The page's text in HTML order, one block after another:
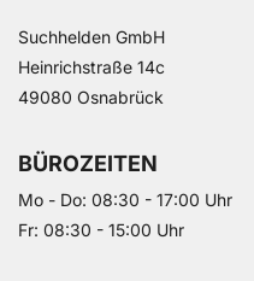
Suchhelden GmbH
Heinrichstraße 14c
49080 Osnabrück
BÜROZEITEN
Mo - Do: 08:30 - 17:00 Uhr
Fr: 08:30 - 15:00 Uhr